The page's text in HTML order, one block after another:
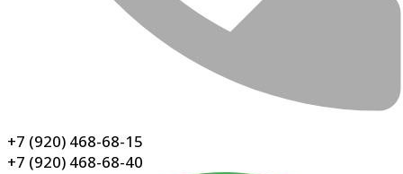
+7 (920) 468-68-15
+7 (920) 468-68-40